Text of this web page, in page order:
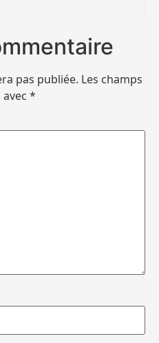
pas publiée. Les champs
*